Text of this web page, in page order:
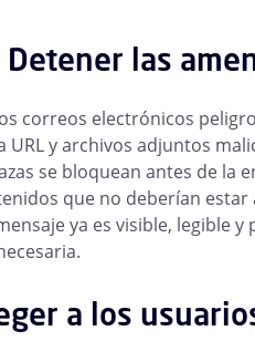
las
correos electrónicos
y archivos adjuntos
se bloquean antes de la
que no deberían
ya es visible, legible
a los